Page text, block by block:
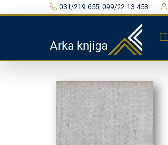
031/219-655, 099/22-13-458
Arka knjiga